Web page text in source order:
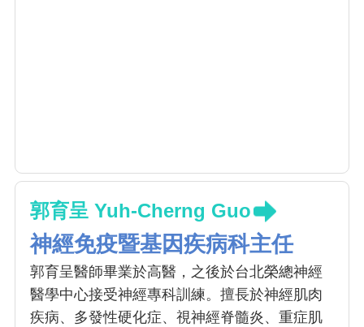
郭育呈 Yuh-Cherng Guo
神經免疫暨基因疾病科主任
郭育呈醫師畢業於高醫，之後於台北榮總神經
醫學中心接受神經專科訓練。擅長於神經肌肉
疾病、多發性硬化症、視神經脊髓炎、重症肌